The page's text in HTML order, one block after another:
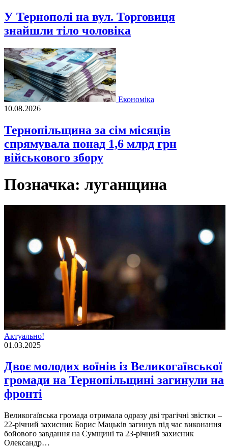
У Тернополі на вул. Торговиця
знайшли тіло чоловіка
Економіка
10.08.2026
Тернопільщина за сім місяців
спрямувала понад 1,6 млрд грн
військового збору
Позначка: луганщина
Актуально!
01.03.2025
Двоє молодих воїнів із Великогаївської
громади на Тернопільщині загинули на
фронті
Великогаївська громада отримала одразу дві трагічні звістки –
22-річний захисник Борис Мацьків загинув під час виконання
бойового завдання на Сумщині та 23-річний захисник
Олександр…